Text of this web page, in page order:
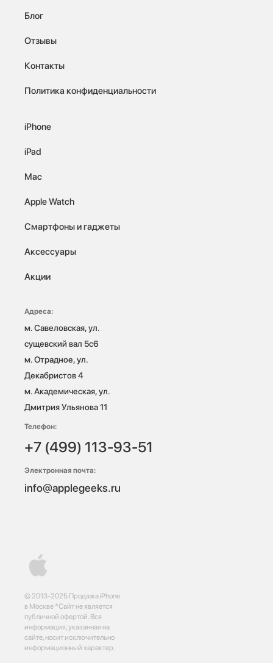
© 2013-2025 Продажа iPhone
в Москве *Сайт не является
публичной офертой. Вся
информация, указанная на
сайте, носит исключительно
информационный характер.
Блог
Отзывы
Контакты
Политика конфиденциальности
iPhone
iPad
Mac
Apple Watch
Смартфоны и гаджеты
Аксессуары
Акции
Адреса:
м. Савеловская, ул.
сущевский вал 5с6
м. Отрадное, ул.
Декабристов 4
м. Академическая, ул.
Дмитрия Ульянова 11
Телефон:
+7 (499) 113-93-51
Электронная почта:
info@applegeeks.ru